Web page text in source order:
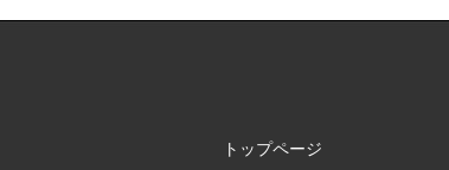
トップページ